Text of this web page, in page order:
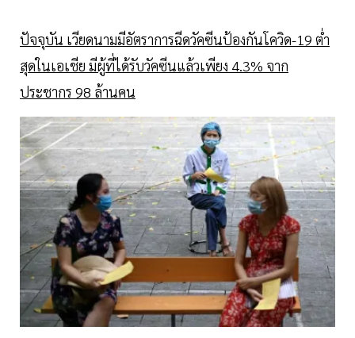
ปัจจุบัน เวียดนามมีอัตราการฉีดวัคซีนป้องกันโควิด-19 ต่ำ
สุดในเอเชีย มีผู้ที่ได้รับวัคซีนแล้วเพียง 4.3% จาก
ประชากร 98 ล้านคน